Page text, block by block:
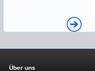
Über uns